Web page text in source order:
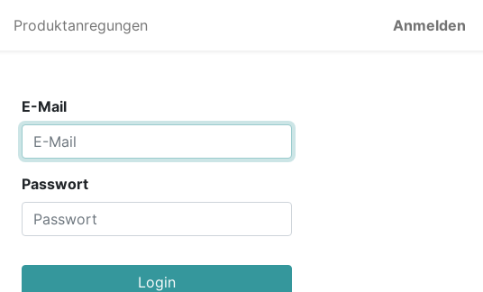
Produktanregungen Anmelden
E-Mail
Passwort
Login